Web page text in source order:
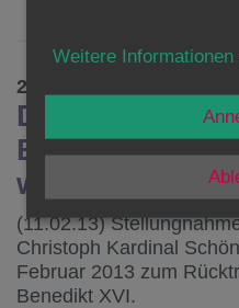
27.05.2013
Der Rücktritt
Benedikt XVI.
(11.02.13)
Christoph Kardinal
Februar 2013 zum
Benedikt XVI.
Weitere Informationen